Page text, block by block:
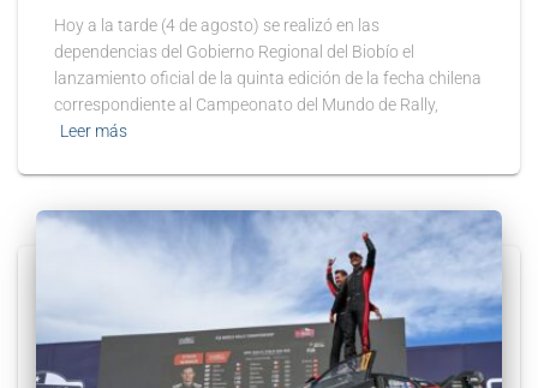
Hoy a la tarde (4 de agosto) se realizó en las
dependencias del Gobierno Regional del Biobío el
lanzamiento oficial de la quinta edición de la fecha chilena
correspondiente al Campeonato del Mundo de Rally,
Leer más